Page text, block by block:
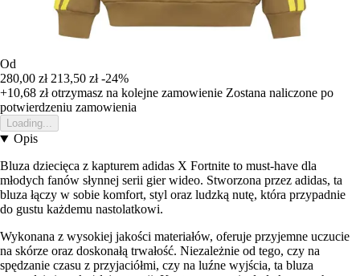
Od
280,00 zł 213,50 zł -24%
+10,68 złotrzymasz na kolejne zamowienie Zostana naliczone po
potwierdzeniu zamowienia
Loading...
Opis
Bluza dziecięca z kapturem adidas X Fortnite to must-have dla
młodych fanów słynnej serii gier wideo. Stworzona przez adidas, ta
bluza łączy w sobie komfort, styl oraz ludzką nutę, która przypadnie
do gustu każdemu nastolatkowi.
Wykonana z wysokiej jakości materiałów, oferuje przyjemne uczucie
na skórze oraz doskonałą trwałość. Niezależnie od tego, czy na
spędzanie czasu z przyjaciółmi, czy na luźne wyjścia, ta bluza